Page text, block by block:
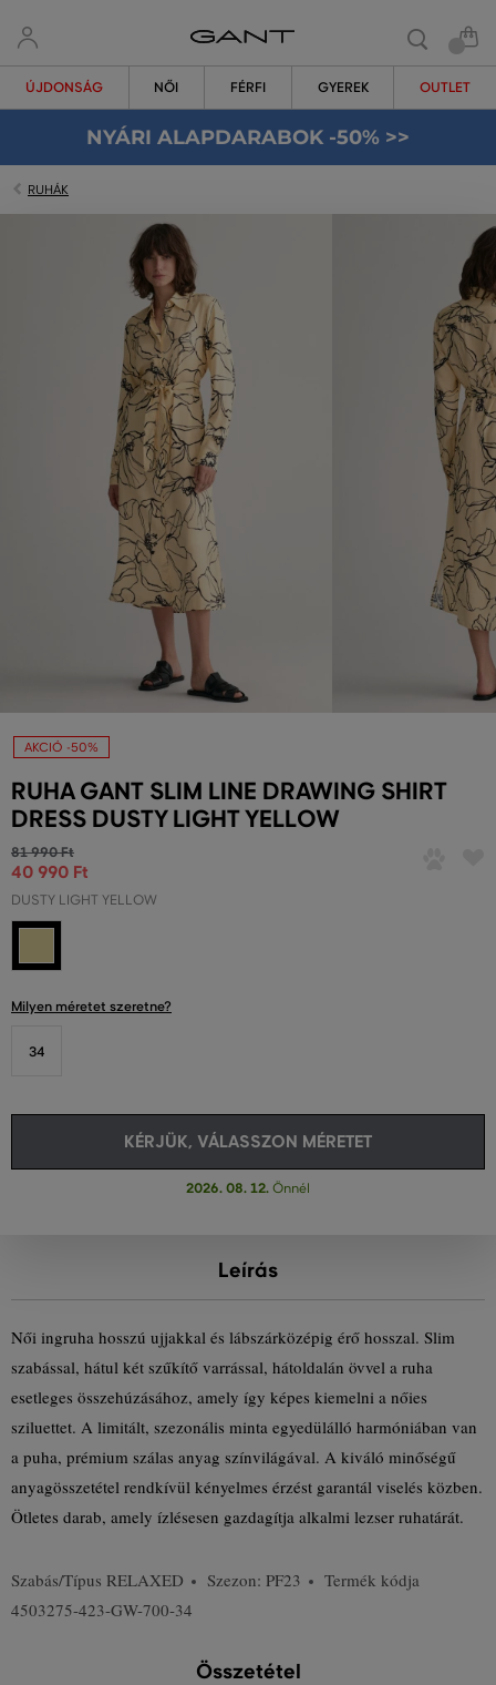
ÚJDONSÁG NŐI FÉRFI GYEREK OUTLET
NYÁRI ALAPDARABOK -50% >>
RUHÁK
AKCIÓ -50%
RUHA GANT SLIM LINE DRAWING SHIRT
DRESS DUSTY LIGHT YELLOW
81 990 Ft
40 990 Ft
DUSTY LIGHT YELLOW
Milyen méretet szeretne?
34
KÉRJÜK, VÁLASSZON MÉRETET
2026. 08. 12. Önnél
Leírás
Női ingruha hosszú ujjakkal és lábszárközépig érő hosszal. Slim
szabással, hátul két szűkítő varrással, hátoldalán övvel a ruha
esetleges összehúzásához, amely így képes kiemelni a nőies
sziluettet. A limitált, szezonális minta egyedülálló harmóniában van
a puha, prémium szálas anyag színvilágával. A kiváló minőségű
anyagösszetétel rendkívül kényelmes érzést garantál viselés közben.
Ötletes darab, amely ízlésesen gazdagítja alkalmi lezser ruhatárát.
Szabás/Típus RELAXED Szezon: PF23
Termék kódja
4503275-423-GW-700-34
Összetétel